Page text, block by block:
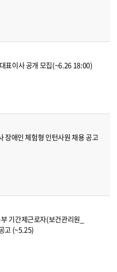
표이사 공개 모집(~6.26 18:00)
장애인 체험형 인턴사원 채용 공고
기간제근로자(보건관리원_
고 (~5.25)